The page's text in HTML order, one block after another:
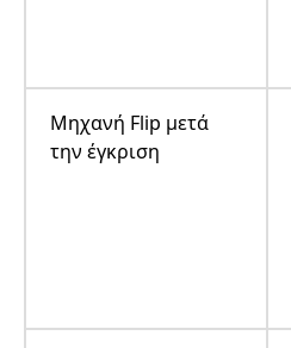
Μηχανή Flip μετά
την έγκριση